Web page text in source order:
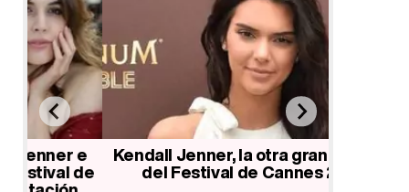
Kendall Jenner, la otra gran estrella
del Festival de Cannes 2016